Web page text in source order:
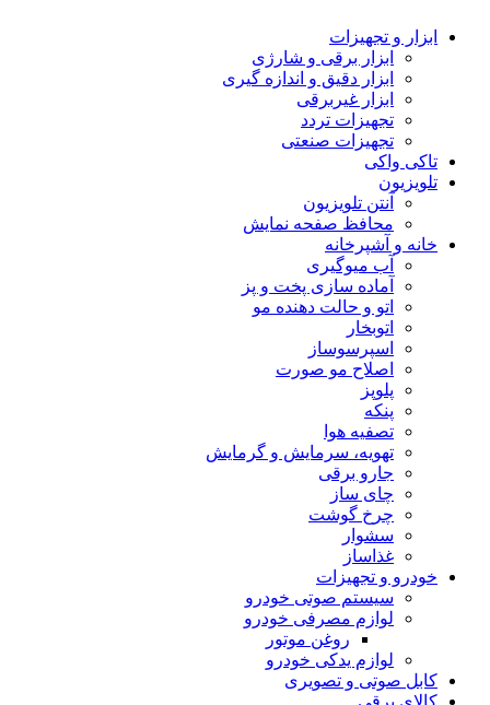
ابزار و تجهیزات
ابزار برقی و شارژی
ابزار دقیق و اندازه گیری
ابزار غیربرقی
تجهیزات تردد
تجهیزات صنعتی
تاکی واکی
تلویزیون
آنتن تلویزیون
محافظ صفحه نمایش
خانه و آشپرخانه
آب میوگیری
آماده سازی پخت و پز
اتو و حالت دهنده مو
اتوبخار
اسپرسوساز
اصلاح مو صورت
پلوپز
پنکه
تصفیه هوا
تهویه، سرمایش و گرمایش
جارو برقی
چای ساز
چرخ گوشت
سشوار
غذاساز
خودرو و تجهیزات
سیستم صوتی خودرو
لوازم مصرفی خودرو
روغن موتور
لوازم یدکی خودرو
کابل صوتی و تصویری
کالای برقی